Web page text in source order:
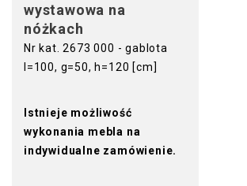
wystawowa na
nóżkach
Nr kat. 2673 000 - gablota
l=100, g=50, h=120 [cm]
Istnieje możliwość
wykonania mebla na
indywidualne zamówienie.